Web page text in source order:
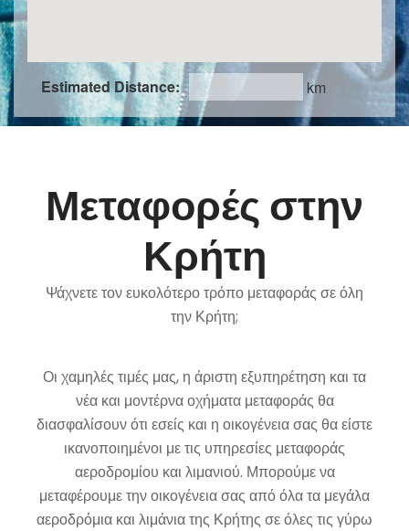
Estimated Distance: km
Μεταφορές στην
Κρήτη
Ψάχνετε τον ευκολότερο τρόπο μεταφοράς σε όλη
την Κρήτη;
Οι χαμηλές τιμές μας, η άριστη εξυπηρέτηση και τα
νέα και μοντέρνα οχήματα μεταφοράς θα
διασφαλίσουν ότι εσείς και η οικογένεια σας θα είστε
ικανοποιημένοι με τις υπηρεσίες μεταφοράς
αεροδρομίου και λιμανιού. Μπορούμε να
μεταφέρουμε την οικογένεια σας από όλα τα μεγάλα
αεροδρόμια και λιμάνια της Κρήτης σε όλες τις γύρω